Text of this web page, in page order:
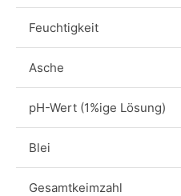
Feuchtigkeit
Asche
pH-Wert (1%ige Lösung)
Blei
Gesamtkeimzahl